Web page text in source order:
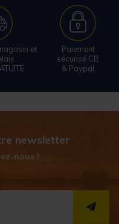
et
Paiement
sécurisé CB
& Paypal
newsletter
nous !